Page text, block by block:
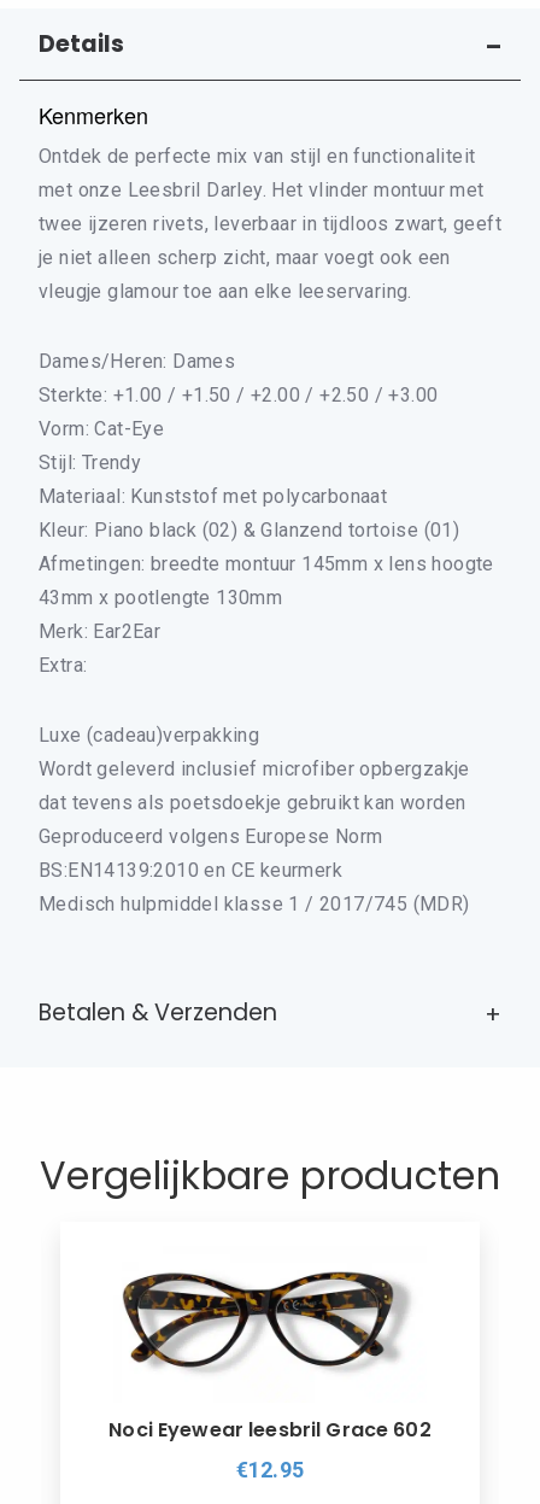
ALLE LEESBRILLEN
ALLE LEESZONNEBRILLEN
HEREN LEESBRILLEN
MIJN ACCOUNT
Details
Kenmerken
Ontdek de perfecte mix van stijl en functionaliteit
met onze Leesbril Darley. Het vlinder montuur met
twee ijzeren rivets, leverbaar in tijdloos zwart, geeft
je niet alleen scherp zicht, maar voegt ook een
vleugje glamour toe aan elke leeservaring.
Dames/Heren: Dames
Sterkte: +1.00 / +1.50 / +2.00 / +2.50 / +3.00
Vorm: Cat-Eye
Stijl: Trendy
Materiaal: Kunststof met polycarbonaat
Kleur: Piano black (02) & Glanzend tortoise (01)
Afmetingen: breedte montuur 145mm x lens hoogte
43mm x pootlengte 130mm
Merk: Ear2Ear
Extra:
Luxe (cadeau)verpakking
Wordt geleverd inclusief microfiber opbergzakje
dat tevens als poetsdoekje gebruikt kan worden
Geproduceerd volgens Europese Norm
BS:EN14139:2010 en CE keurmerk
Medisch hulpmiddel klasse 1 / 2017/745 (MDR)
Betalen & Verzenden
Vergelijkbare producten
Noci Eyewear leesbril Grace 602
€12.95